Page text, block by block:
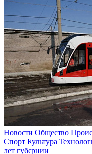
Новости Общество
Спорт Культура
лет губернии